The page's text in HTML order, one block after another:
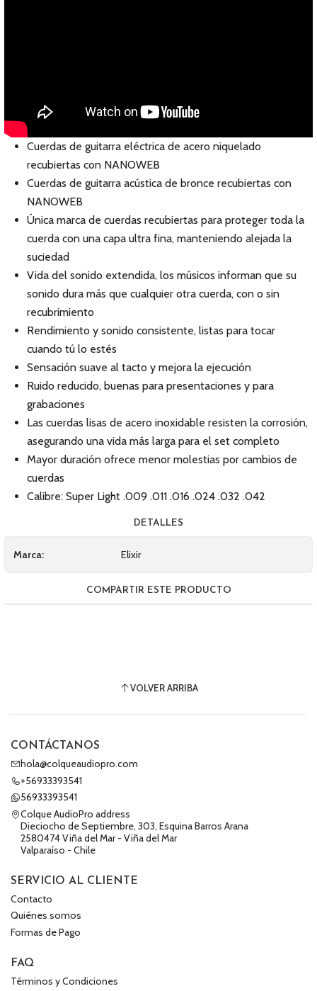
Cuerdas de guitarra eléctrica de acero niquelado
recubiertas con NANOWEB
Cuerdas de guitarra acústica de bronce recubiertas con
NANOWEB
Única marca de cuerdas recubiertas para proteger toda la
cuerda con una capa ultra fina, manteniendo alejada la
suciedad
Vida del sonido extendida, los músicos informan que su
sonido dura más que cualquier otra cuerda, con o sin
recubrimiento
Rendimiento y sonido consistente, listas para tocar
cuando tú lo estés
Sensación suave al tacto y mejora la ejecución
Ruido reducido, buenas para presentaciones y para
grabaciones
Las cuerdas lisas de acero inoxidable resisten la corrosión,
asegurando una vida más larga para el set completo
Mayor duración ofrece menor molestias por cambios de
cuerdas
Calibre: Super Light .009 .011 .016 .024 .032 .042
DETALLES
Marca: Elixir
COMPARTIR ESTE PRODUCTO
VOLVER ARRIBA
CONTÁCTANOS
hola@colqueaudiopro.com
+56933393541
56933393541
Colque AudioPro address
Dieciocho de Septiembre, 303, Esquina Barros Arana
2580474 Viña del Mar - Viña del Mar
Valparaíso - Chile
SERVICIO AL CLIENTE
Contacto
Quiénes somos
Formas de Pago
FAQ
Términos y Condiciones